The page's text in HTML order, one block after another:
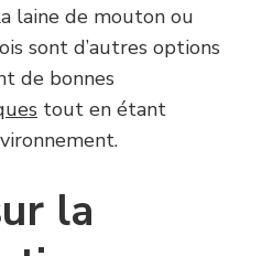
laine de mouton ou
sont d’autres options
de bonnes
tout en étant
la